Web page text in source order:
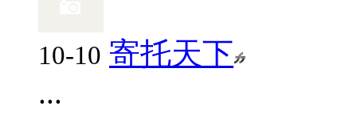
10-10 寄托天下
...